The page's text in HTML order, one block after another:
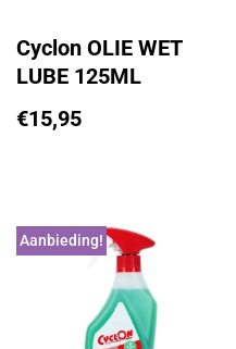
Cyclon OLIE WET
LUBE 125ML
€15,95
Aanbieding!